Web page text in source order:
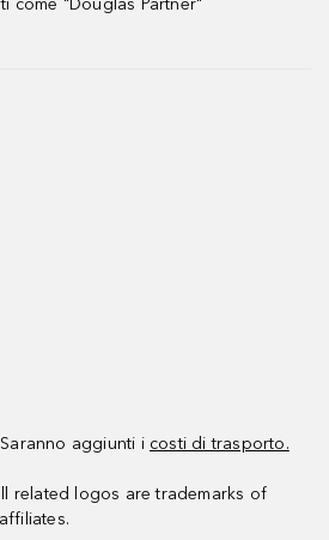
come "Douglas Partner"
aggiunti i costi di trasporto.
related logos are trademarks of